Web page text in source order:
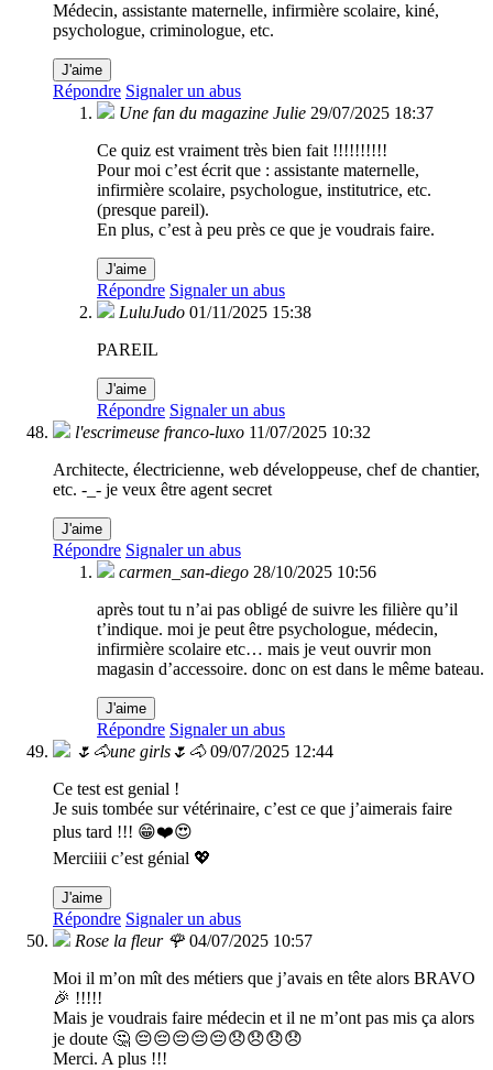
Médecin, assistante maternelle, infirmière scolaire, kiné,
psychologue, criminologue, etc.
J'aime
Répondre Signaler un abus
Une fan du magazine Julie 29/07/2025 18:37
Ce quiz est vraiment très bien fait !!!!!!!!!!
Pour moi c’est écrit que : assistante maternelle,
infirmière scolaire, psychologue, institutrice, etc.
(presque pareil).
En plus, c’est à peu près ce que je voudrais faire.
J'aime
Répondre Signaler un abus
LuluJudo 01/11/2025 15:38
PAREIL
J'aime
Répondre Signaler un abus
l'escrimeuse franco-luxo 11/07/2025 10:32
Architecte, électricienne, web développeuse, chef de chantier,
etc. -_- je veux être agent secret
J'aime
Répondre Signaler un abus
carmen_san-diego 28/10/2025 10:56
après tout tu n’ai pas obligé de suivre les filière qu’il
t’indique. moi je peut être psychologue, médecin,
infirmière scolaire etc… mais je veut ouvrir mon
magasin d’accessoire. donc on est dans le même bateau.
J'aime
Répondre Signaler un abus
🌷🐴une girls🌷🐴 09/07/2025 12:44
Ce test est genial !
Je suis tombée sur vétérinaire, c’est ce que j’aimerais faire
plus tard !!! 😁❤️😍
Merciiii c’est génial 💖
J'aime
Répondre Signaler un abus
Rose la fleur 🌹 04/07/2025 10:57
Moi il m’on mît des métiers que j’avais en tête alors BRAVO
🎉 !!!!!
Mais je voudrais faire médecin et il ne m’ont pas mis ça alors
je doute 🤔 😔😔😔😔😔😞😞😞😞
Merci. A plus !!!